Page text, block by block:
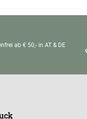
ab € 50,- in AT & DE